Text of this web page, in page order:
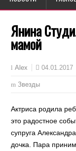
Янина
мамой
Alex 04.01.2017
Звезды
Актриса родила
это радостное
супруга
дочка. Пара